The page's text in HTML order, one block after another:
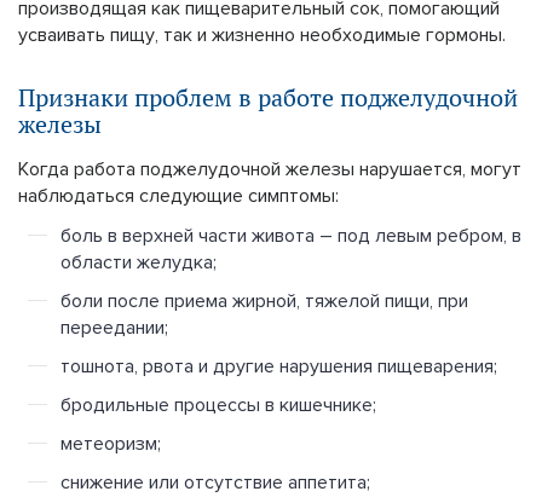
производящая как пищеварительный сок, помогающий
усваивать пищу, так и жизненно необходимые гормоны.
Признаки проблем в работе поджелудочной
железы
Когда работа поджелудочной железы нарушается, могут
наблюдаться следующие симптомы:
боль в верхней части живота – под левым ребром, в
области желудка;
боли после приема жирной, тяжелой пищи, при
переедании;
тошнота, рвота и другие нарушения пищеварения;
бродильные процессы в кишечнике;
метеоризм;
снижение или отсутствие аппетита;